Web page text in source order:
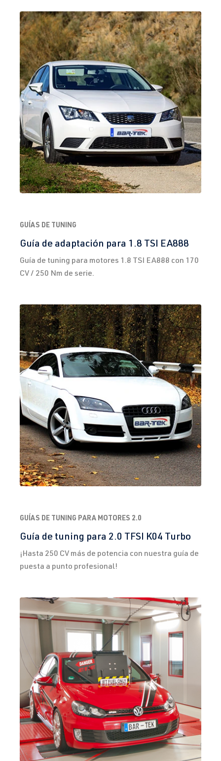
GUÍAS DE TUNING
Guía de adaptación para 1.8 TSI EA888
Guía de tuning para motores 1.8 TSI EA888 con 170
CV / 250 Nm de serie.
GUÍAS DE TUNING PARA MOTORES 2.0
Guía de tuning para 2.0 TFSI K04 Turbo
¡Hasta 250 CV más de potencia con nuestra guía de
puesta a punto profesional!